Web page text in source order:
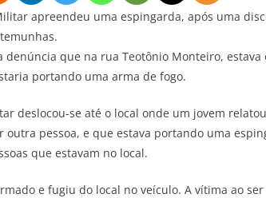
apreendeu uma espingarda, após uma
que na rua Teotônio Monteiro,
portando uma arma de fogo.
deslocou-se até o local onde um jovem
pessoa, e que estava portando uma
que estavam no local.
e fugiu do local no veículo. A vítima ao